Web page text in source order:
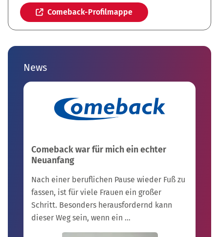
Comeback-Profilmappe
News
Comeback war für mich ein echter
Neuanfang
Nach einer beruflichen Pause wieder Fuß zu
fassen, ist für viele Frauen ein großer
Schritt. Besonders herausfordernd kann
dieser Weg sein, wenn ein …